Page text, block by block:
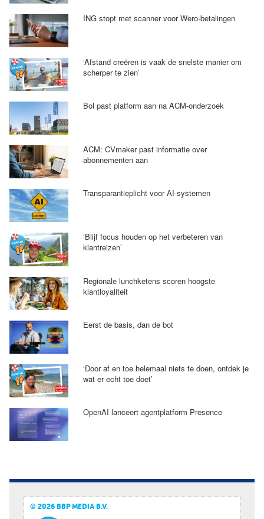
ING stopt met scanner voor Wero-betalingen
‘Afstand creëren is vaak de snelste manier om
scherper te zien’
Bol past platform aan na ACM-onderzoek
ACM: CVmaker past informatie over
abonnementen aan
Transparantieplicht voor AI-systemen
‘Blijf focus houden op het verbeteren van
klantreizen’
Regionale lunchketens scoren hoogste
klantloyaliteit
Eerst de basis, dan de bot
‘Door af en toe helemaal niets te doen, ontdek je
wat er echt toe doet’
OpenAI lanceert agentplatform Presence
© 2026 BBP MEDIA B.V.